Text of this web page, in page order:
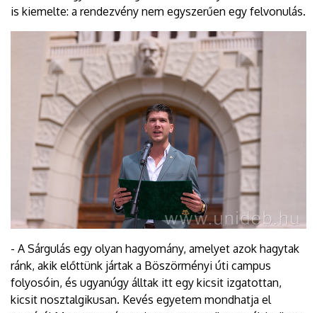
is kiemelte: a rendezvény nem egyszerűen egy felvonulás.
- A Sárgulás egy olyan hagyomány, amelyet azok hagytak
ránk, akik előttünk jártak a Böszörményi úti campus
folyosóin, és ugyanúgy álltak itt egy kicsit izgatottan,
kicsit nosztalgikusan. Kevés egyetem mondhatja el